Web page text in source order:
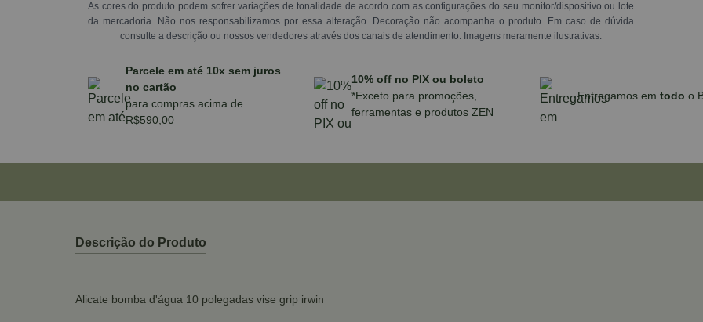
As cores do produto podem sofrer variações de tonalidade de acordo com as configurações do seu monitor/dispositivo ou lote
da mercadoria. Não nos responsabilizamos por essa alteração. Decoração não acompanha o produto. Em caso de dúvida
consulte a descrição ou nossos vendedores através dos canais de atendimento. Imagens meramente ilustrativas.
Parcele em até 10x sem juros
no cartão
para compras acima de
R$590,00
10% off no PIX ou boleto
*Exceto para promoções,
ferramentas e produtos ZEN
Entregamos em todo o
Descrição do Produto
Alicate bomba d'água 10 polegadas vise grip irwin